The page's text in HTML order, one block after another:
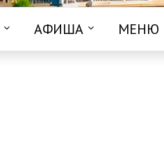
АФИША МЕНЮ